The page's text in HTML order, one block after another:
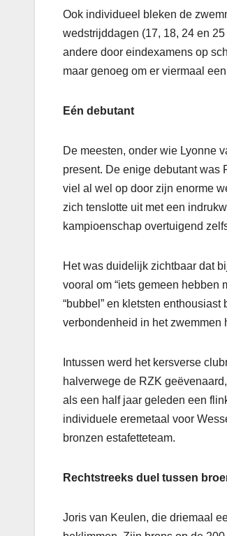
Ook individueel bleken de
wedstrijddagen (17, 18, 24 en
andere door eindexamens op
maar genoeg om er viermaal
Eén debutant
De meesten, onder wie Lyonne
present. De enige debutant was
viel al wel op door zijn enorme
zich tenslotte uit met een
kampioenschap overtuigend
Het was duidelijk zichtbaar dat
vooral om “iets gemeen hebben
“bubbel” en kletsten
verbondenheid in het zwemmen
Intussen werd het kersverse
halverwege de RZK
als een half jaar geleden een
individuele eremetaal voor
bronzen estafetteteam.
Rechtstreeks duel tussen
Joris van Keulen, die driemaal